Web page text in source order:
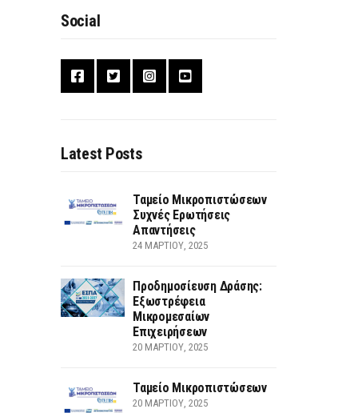
Social
Latest Posts
Ταμείο Μικροπιστώσεων
Συχνές Ερωτήσεις
Απαντήσεις
24 ΜΑΡΤΊΟΥ, 2025
Προδημοσίευση Δράσης:
Εξωστρέφεια
Μικρομεσαίων
Επιχειρήσεων
20 ΜΑΡΤΊΟΥ, 2025
Ταμείο Μικροπιστώσεων
20 ΜΑΡΤΊΟΥ, 2025